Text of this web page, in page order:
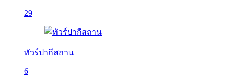
29
ทัวร์ปากีสถาน
6